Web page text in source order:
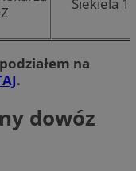
Siekiela
na
.
dowóz